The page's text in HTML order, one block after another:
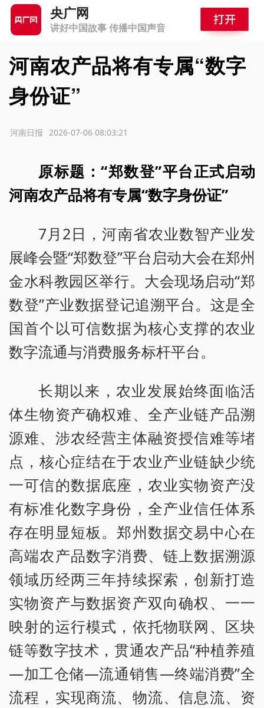
央广网
讲好中国故事 传播中国声音
河南农产品将有专属“数字
身份证”
2026-07-06 08:03:21
河南日报
原标题：“郑数登”平台正式启动
河南农产品将有专属“数字身份证”
7月2日，河南省农业数智产业发
展峰会暨“郑数登”平台启动大会在郑州
金水科教园区举行。大会现场启动“郑
数登”产业数据登记追溯平台。这是全
国首个以可信数据为核心支撑的农业
数字流通与消费服务标杆平台。
长期以来，农业发展始终面临活
体生物资产确权难、全产业链产品溯
源难、涉农经营主体融资授信难等堵
点，核心症结在于农业产业链缺少统
一可信的数据底座，农业实物资产没
有标准化数字身份，全产业信任体系
存在明显短板。郑州数据交易中心在
高端农产品数字消费、链上数据溯源
领域历经两三年持续探索，创新打造
实物资产与数据资产双向确权、一一
映射的运行模式，依托物联网、区块
链等数字技术，贯通农产品“种植养殖
—加工仓储—流通销售—终端消费”全
流程，实现商流、物流、信息流、资